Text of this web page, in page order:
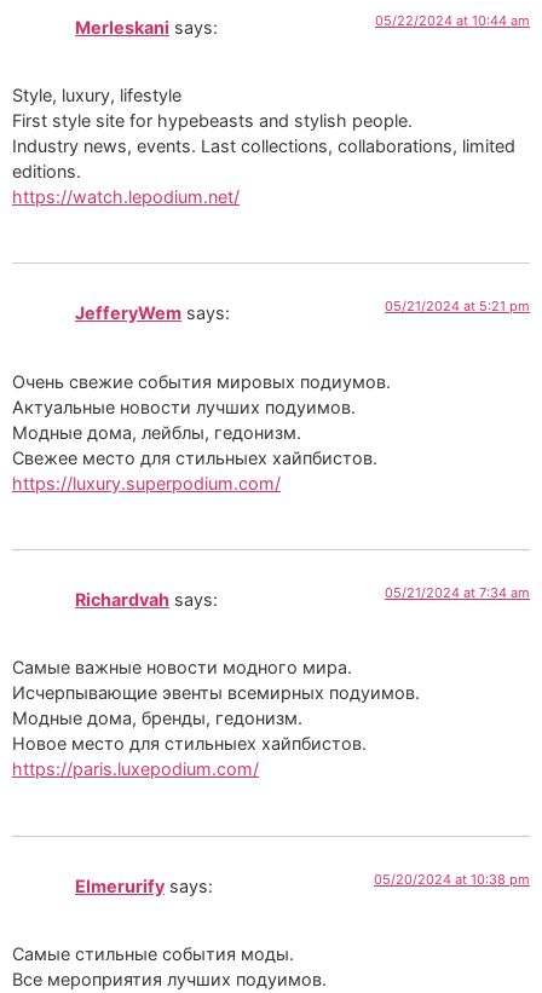
Merleskani says: 05/22/2024 at 10:44 am
Style, luxury, lifestyle
First style site for hypebeasts and stylish people.
Industry news, events. Last collections, collaborations, limited
editions.
https://watch.lepodium.net/
JefferyWem says: 05/21/2024 at 5:21 pm
Очень свежие события мировых подиумов.
Актуальные новости лучших подуимов.
Модные дома, лейблы, гедонизм.
Свежее место для стильныех хайпбистов.
https://luxury.superpodium.com/
Richardvah says: 05/21/2024 at 7:34 am
Самые важные новости модного мира.
Исчерпывающие эвенты всемирных подуимов.
Модные дома, бренды, гедонизм.
Новое место для стильныех хайпбистов.
https://paris.luxepodium.com/
Elmerurify says: 05/20/2024 at 10:38 pm
Самые стильные события моды.
Все мероприятия лучших подуимов.